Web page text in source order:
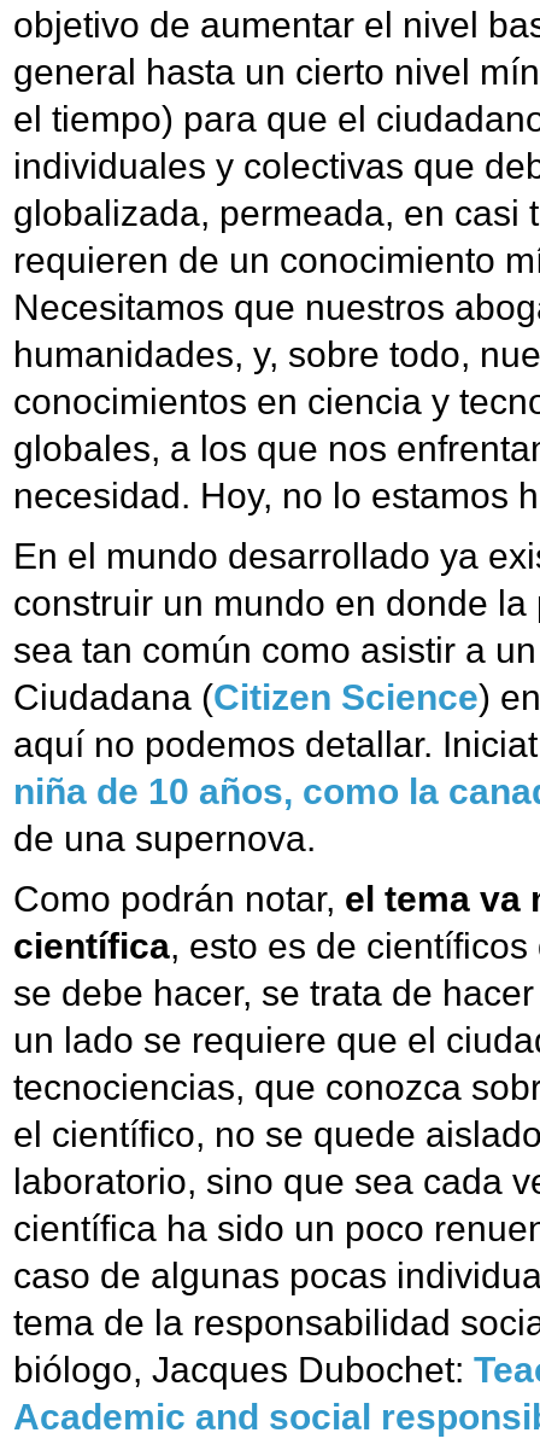
objetivo de aumentar el nivel
general hasta un cierto nivel
el tiempo) para que el
individuales y colectivas que
globalizada, permeada, en casi
requieren de un conocimiento
Necesitamos que nuestros
humanidades, y, sobre todo,
conocimientos en ciencia y
globales, a los que nos
necesidad. Hoy, no lo estamos
En el mundo desarrollado ya
construir un mundo en donde
sea tan común como asistir a
Ciudadana (Citizen Science)
aquí no podemos detallar.
niña de 10 años, como la
de una supernova.
Como podrán notar, el tema va
científica, esto es de
se debe hacer, se trata de
un lado se requiere que el
tecnociencias, que conozca
el científico, no se quede
laboratorio, sino que sea cada
científica ha sido un poco
caso de algunas pocas
tema de la responsabilidad
biólogo, Jacques Dubochet:
Academic and social